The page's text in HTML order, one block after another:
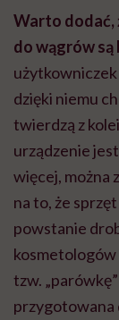
Warto dodać,
do wągrów
użytkowniczek
dzięki niemu
twierdzą z
urządzenie
więcej, można
na to, że
powstanie
tzw.
przygotowana